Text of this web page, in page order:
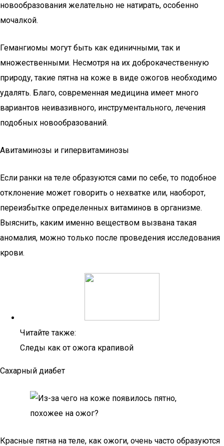
новообразования желательно не натирать, особенно
мочалкой.
Гемангиомы могут быть как единичными, так и
множественными. Несмотря на их доброкачественную
природу, такие пятна на коже в виде ожогов необходимо
удалять. Благо, современная медицина имеет много
вариантов неивазивного, инструментального, лечения
подобных новообразований.
Авитаминозы и гипервитаминозы
Если ранки на теле образуются сами по себе, то подобное
отклонение может говорить о нехватке или, наоборот,
переизбытке определенных витаминов в организме.
Выяснить, каким именно веществом вызвана такая
аномалия, можно только после проведения исследования
крови.
Читайте также:
Следы как от ожога крапивой
Сахарный диабет
Красные пятна на теле, как ожоги, очень часто образуются